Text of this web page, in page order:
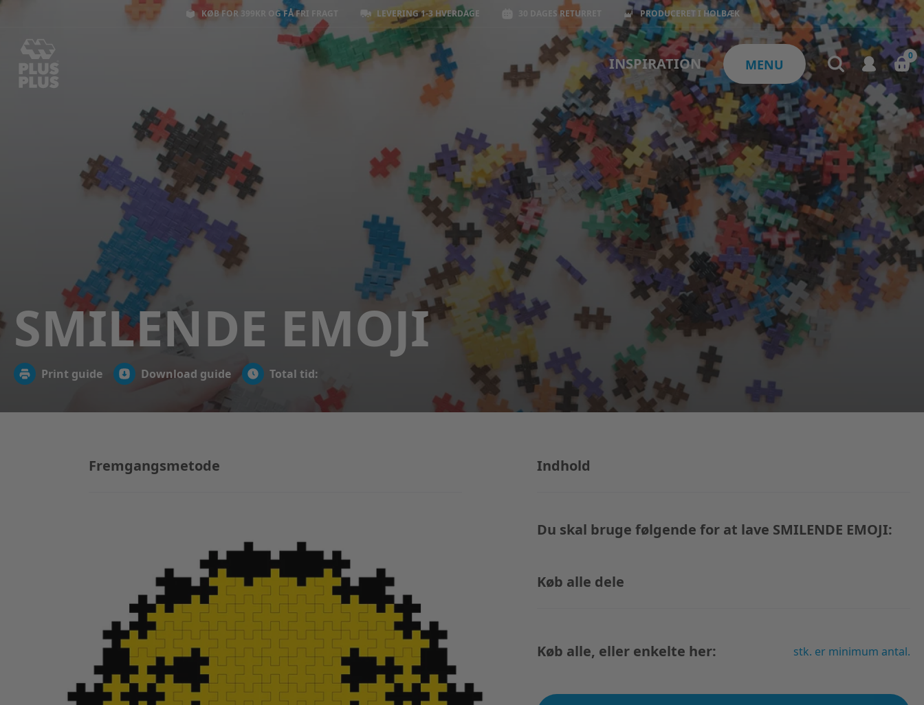
KØB FOR 399KR OG FÅ FRI FRAGT LEVERING 1-3 HVERDAGE 30 DAGES RETURRET PRODUCERET I HOLBÆK
INSPIRATION MENU
0
SMILENDE EMOJI
Print guide Download guide Total tid:
Indhold
Du skal bruge følgende for at lave SMILENDE EMOJI:
Køb alle dele
Køb alle, eller enkelte her: stk. er minimum antal.
Fremgangsmetode